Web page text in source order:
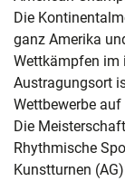
Die
ganz Amerika
Wettkämpfen im
Austragungsort
Wettbewerbe
Die
Rhythmische
Kunstturnen